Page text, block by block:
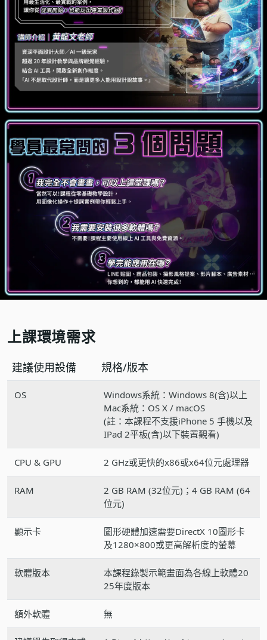
上課環境需求
建議使用設備 規格/版本
OS
Windows系統：Windows 8(含)以上
Mac系統：OS X / macOS
(註：本課程不支援iPhone 5 手機以及
IPad 2平板(含)以下裝置觀看)
CPU & GPU 2 GHz或更快的x86或x64位元處理器
RAM
2 GB RAM (32位元)；4 GB RAM (64
位元)
顯示卡
圖形硬體加速需要DirectX 10圖形卡
及1280×800或更高解析度的螢幕
軟體版本
本課程錄製示範畫面為各線上軟體20
25年度版本
額外軟體 無